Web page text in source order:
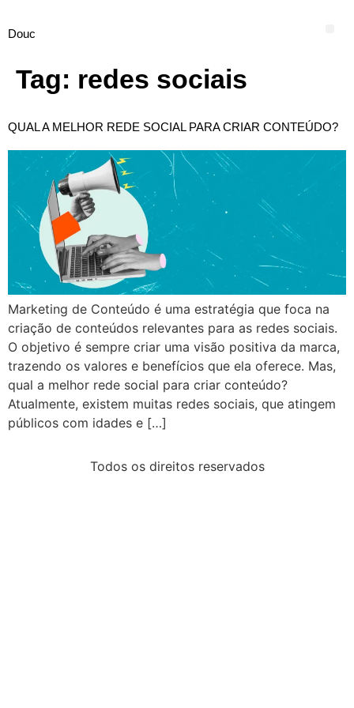
Douc
Tag: redes sociais
QUAL A MELHOR REDE SOCIAL PARA CRIAR CONTEÚDO?
Marketing de Conteúdo é uma estratégia que foca na
criação de conteúdos relevantes para as redes sociais.
O objetivo é sempre criar uma visão positiva da marca,
trazendo os valores e benefícios que ela oferece. Mas,
qual a melhor rede social para criar conteúdo?
Atualmente, existem muitas redes sociais, que atingem
públicos com idades e […]
Todos os direitos reservados